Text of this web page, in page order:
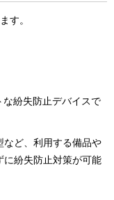
す。
紛失防止デバイスで
など、利用する備品や
に紛失防止対策が可能